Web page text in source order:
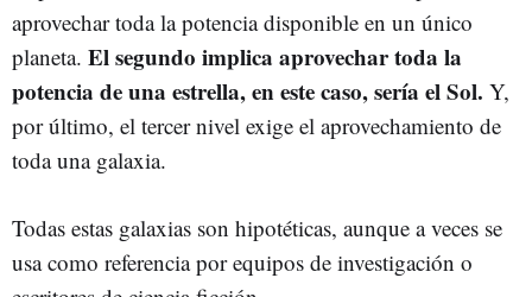
aprovechar toda la potencia disponible en un único
planeta. El segundo implica aprovechar toda la
potencia de una estrella, en este caso, sería el Sol. Y,
por último, el tercer nivel exige el aprovechamiento de
toda una galaxia.
Todas estas galaxias son hipotéticas, aunque a veces se
usa como referencia por equipos de investigación o